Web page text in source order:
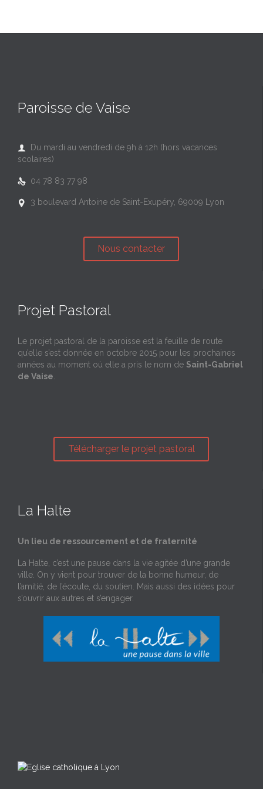
Paroisse de Vaise

Du mardi au vendredi de 9h à 12h (hors vacances
scolaires)
 04 78 83 77 98
 3 boulevard Antoine de Saint-Exupéry, 69009 Lyon
Nous contacter
Projet Pastoral
Le projet pastoral de la paroisse est la feuille de route
qu’elle s’est donnée en octobre 2015 pour les prochaines
années au moment où elle a pris le nom de Saint-Gabriel
de Vaise
Télécharger le projet pastoral
La Halte
Un lieu de ressourcement et de fraternité
La Halte, c’est une pause dans la vie agitée d’une grande
ville. On y vient pour trouver de la bonne humeur, de
l’amitié, de l’écoute, du soutien. Mais aussi des idées pour
s’ouvrir aux autres et s’engager.